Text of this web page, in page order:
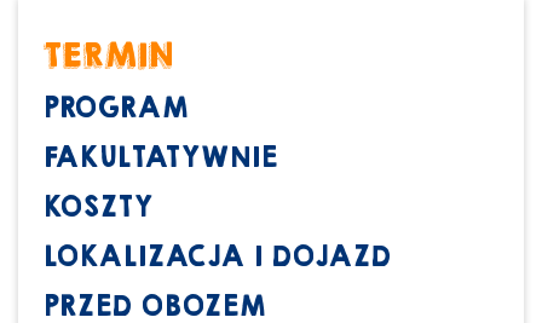
TERMIN
PROGRAM
FAKULTATYWNIE
KOSZTY
LOKALIZACJA I DOJAZD
PRZED OBOZEM